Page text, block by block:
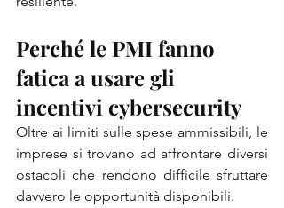
Perché le PMI fanno
fatica a usare gli
incentivi cybersecurity
Oltre ai limiti sulle spese ammissibili, le
imprese si trovano ad affrontare diversi
ostacoli che rendono difficile sfruttare
davvero le opportunità disponibili.